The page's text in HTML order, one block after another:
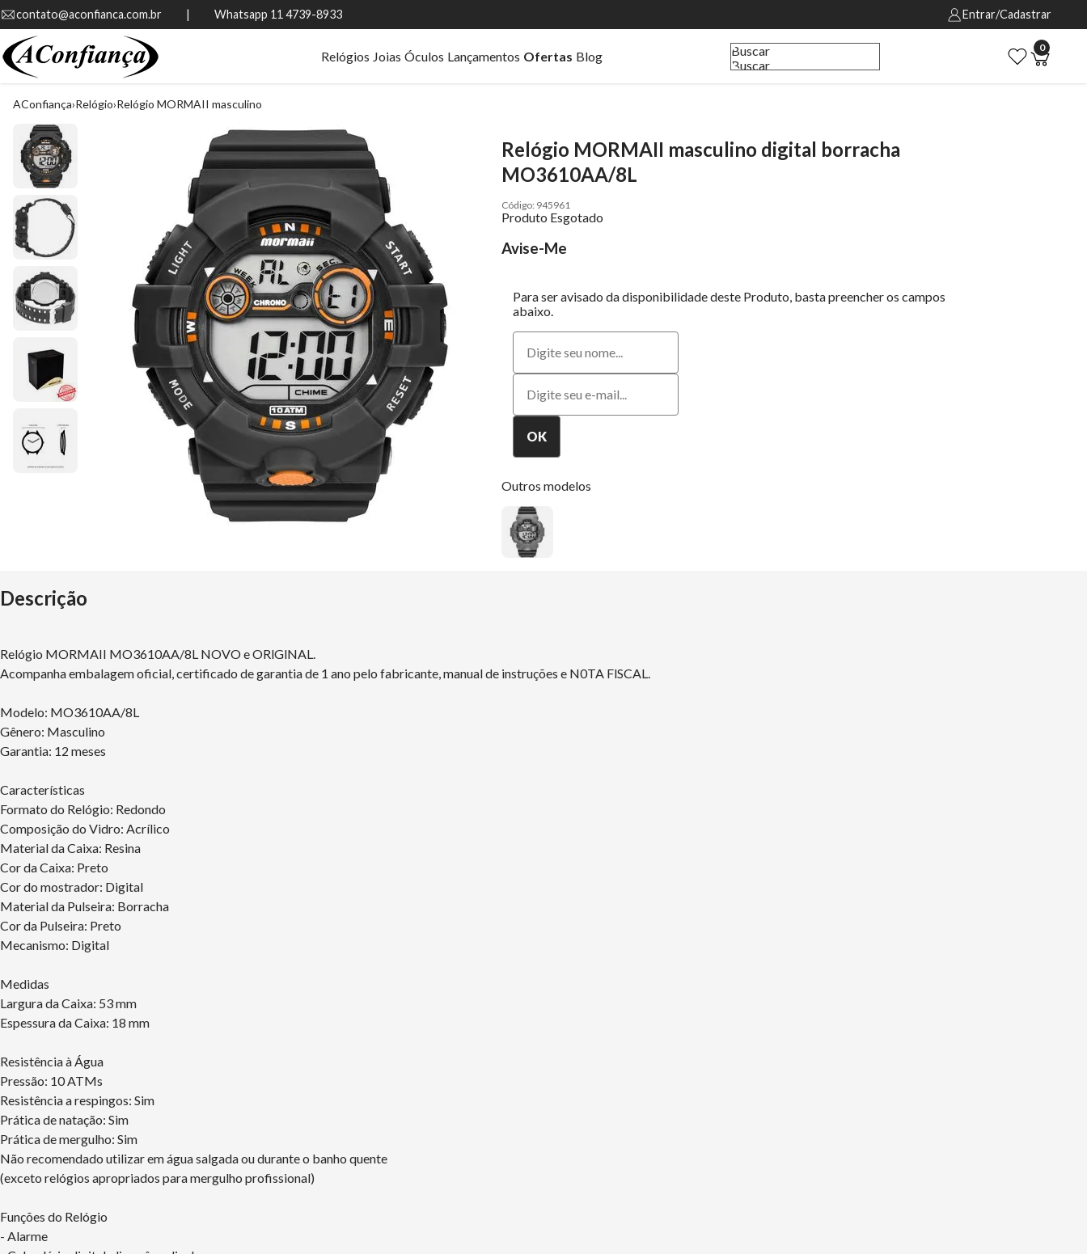
contato@aconfianca.com.br          |          Whatsapp 11 4739-8933 Entrar/Cadastrar
Relógios Joias Óculos Lançamentos Ofertas Blog
Buscar
Buscar
0
AConfiança Relógio Relógio MORMAII masculino
Relógio MORMAII masculino digital borracha
MO3610AA/8L
945961
Produto Esgotado
Avise-Me
Para ser avisado da disponibilidade deste Produto, basta preencher os campos
abaixo.
Outros modelos
Descrição
Relógio MORMAII MO3610AA/8L NOVO e ORlGlNAL.
Acompanha embalagem oficial, certificado de garantia de 1 ano pelo fabricante, manual de instruções e N0TA FlSCAL.
Modelo: MO3610AA/8L
Gênero: Masculino
Garantia: 12 meses
Características
Formato do Relógio: Redondo
Composição do Vidro: Acrílico
Material da Caixa: Resina
Cor da Caixa: Preto
Cor do mostrador: Digital
Material da Pulseira: Borracha
Cor da Pulseira: Preto
Mecanismo: Digital
Medidas
Largura da Caixa: 53 mm
Espessura da Caixa: 18 mm
Resistência à Água
Pressão: 10 ATMs
Resistência a respingos: Sim
Prática de natação: Sim
Prática de mergulho: Sim
Não recomendado utilizar em água salgada ou durante o banho quente
(exceto relógios apropriados para mergulho profissional)
Funções do Relógio
- Alarme